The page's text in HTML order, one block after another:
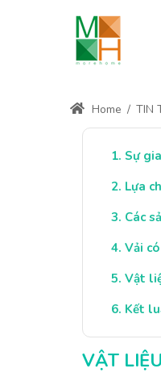
Home / TIN
Sự
Lựa
Các
Vải
Vật
Kết
VẬT